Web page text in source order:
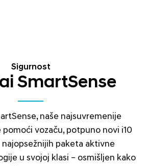
Sigurnost
SmartSense
naše najsuvremenije
vozaču, potpuno novi i10
najopsežnijih paketa aktivne
u svojoj klasi – osmišljen kako